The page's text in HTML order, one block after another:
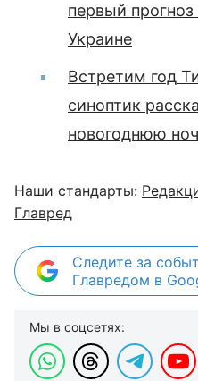
первый
Украине
Встретим год
синоптик
новогоднюю
Наши стандарты:
Главред
Следите за
Главредом в
Мы в соцсетях: